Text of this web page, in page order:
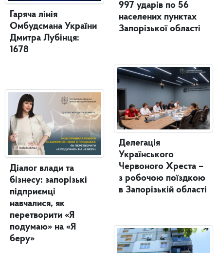
Гаряча лінія
Омбудсмана України
Дмитра Лубінця:
1678
Діалог влади та
бізнесу: запорізькі
підприємці
навчалися, як
перетворити «Я
подумаю» на «Я
беру»
997 ударів по 56
населених пунктах
Запорізької області
Делегація
Українського
Червоного Хреста –
з робочою поїздкою
в Запорізькій області